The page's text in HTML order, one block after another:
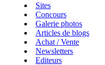
Sites
Concours
Galerie photos
Articles de blogs
Achat / Vente
Newsletters
Editeurs